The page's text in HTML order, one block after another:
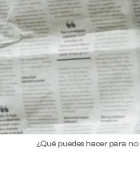
¿Qué puedes hacer para